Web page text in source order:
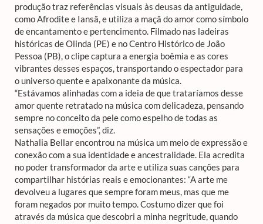
produção traz referências visuais às deusas da antiguidade,
como Afrodite e Iansã, e utiliza a maçã do amor como símbolo
de encantamento e pertencimento. Filmado nas ladeiras
históricas de Olinda (PE) e no Centro Histórico de João
Pessoa (PB), o clipe captura a energia boêmia e as cores
vibrantes desses espaços, transportando o espectador para
o universo quente e apaixonante da música.
“Estávamos alinhadas com a ideia de que trataríamos desse
amor quente retratado na música com delicadeza, pensando
sempre no conceito da pele como espelho de todas as
sensações e emoções”, diz.
Nathalia Bellar encontrou na música um meio de expressão e
conexão com a sua identidade e ancestralidade. Ela acredita
no poder transformador da arte e utiliza suas canções para
compartilhar histórias reais e emocionantes: “A arte me
devolveu a lugares que sempre foram meus, mas que me
foram negados por muito tempo. Costumo dizer que foi
através da música que descobri a minha negritude, quando